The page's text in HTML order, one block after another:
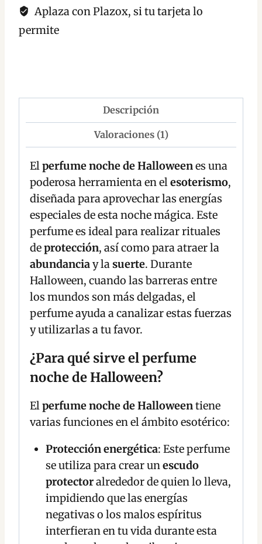
Aplaza con Plazox, si tu tarjeta lo
permite
Descripción
Valoraciones (1)
Elperfume noche de Halloweenes una
poderosa herramienta en elesoterismo,
diseñada para aprovechar las energías
especiales de esta noche mágica. Este
perfume es ideal para realizar rituales
deprotección, así como para atraer la
abundanciay lasuerte. Durante
Halloween, cuando las barreras entre
los mundos son más delgadas, el
perfume ayuda a canalizar estas fuerzas
y utilizarlas a tu favor.
¿Para qué sirve el perfume
noche de Halloween?
Elperfume noche de Halloweentiene
varias funciones en el ámbito esotérico:
Protección energética: Este perfume
se utiliza para crear unescudo
protectoralrededor de quien lo lleva,
impidiendo que las energías
negativas o los malos espíritus
interfieran en tu vida durante esta